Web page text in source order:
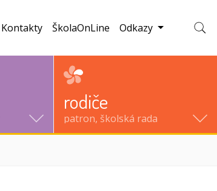
rodiče
patron, školská rada
Kontakty ŠkolaOnLine Odkazy